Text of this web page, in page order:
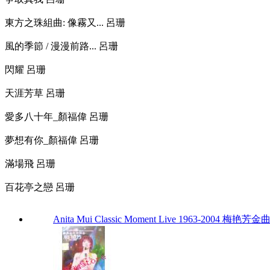
東方之珠組曲: 像霧又... 呂珊
風的季節 / 漫漫前路... 呂珊
閃耀 呂珊
天涯芳草 呂珊
愛多八十年_顏福偉 呂珊
夢想有你_顏福偉 呂珊
滿場飛 呂珊
百花亭之戀 呂珊
Anita Mui Classic Moment Live 1963-2004 梅艳芳金